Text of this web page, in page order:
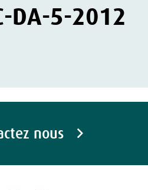
DA-5-2012
nous